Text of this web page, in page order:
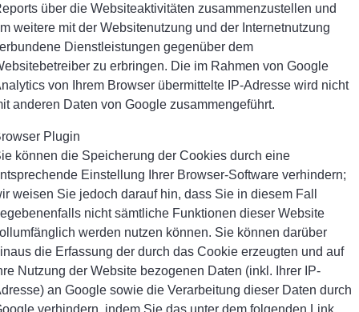
über die Websiteaktivitäten zusammenzustellen und
weitere mit der Websitenutzung und der Internetnutzung
Dienstleistungen gegenüber dem
zu erbringen. Die im Rahmen von Google
von Ihrem Browser übermittelte IP-Adresse wird nicht
anderen Daten von Google zusammengeführt.
Plugin
können die Speicherung der Cookies durch eine
Einstellung Ihrer Browser-Software verhindern;
weisen Sie jedoch darauf hin, dass Sie in diesem Fall
nicht sämtliche Funktionen dieser Website
werden nutzen können. Sie können darüber
die Erfassung der durch das Cookie erzeugten und auf
Nutzung der Website bezogenen Daten (inkl. Ihrer IP-
an Google sowie die Verarbeitung dieser Daten durch
verhindern, indem Sie das unter dem folgenden Link